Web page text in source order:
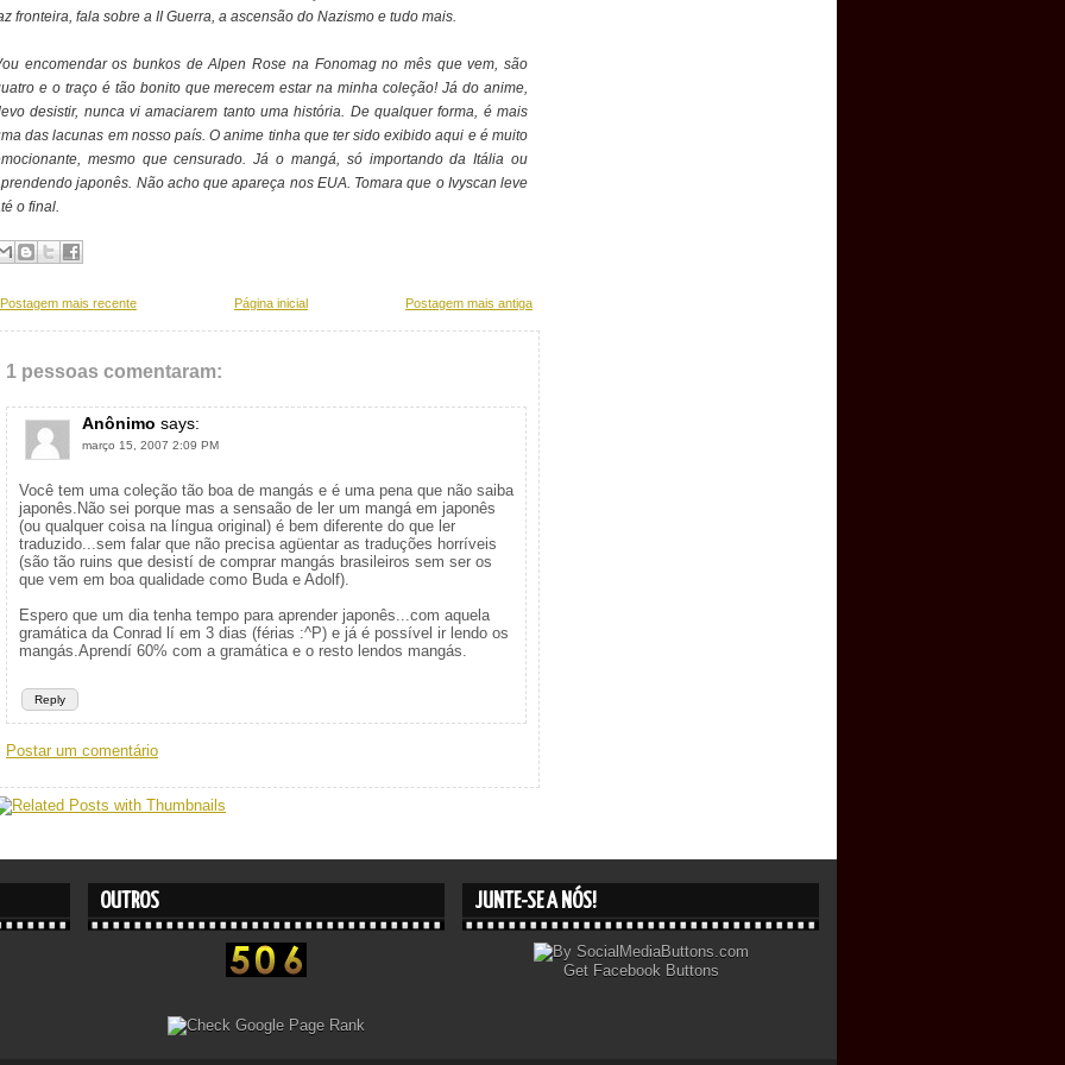
fronteira, fala sobre a II Guerra, a ascensão do Nazismo e tudo mais.
encomendar os bunkos de Alpen Rose na Fonomag no mês que vem, são
e o traço é tão bonito que merecem estar na minha coleção! Já do anime,
desistir, nunca vi amaciarem tanto uma história. De qualquer forma, é mais
das lacunas em nosso país. O anime tinha que ter sido exibido aqui e é muito
mesmo que censurado. Já o mangá, só importando da Itália ou
japonês. Não acho que apareça nos EUA. Tomara que o Ivyscan leve
o final.
Postagem mais recente Postagem mais antiga
Página inicial
1 pessoas comentaram:
Anônimo says:
março 15, 2007 2:09 PM
Reply
Você tem uma coleção tão boa de mangás e é uma pena que não saiba
japonês.Não sei porque mas a sensaão de ler um mangá em japonês
(ou qualquer coisa na língua original) é bem diferente do que ler
traduzido...sem falar que não precisa agüentar as traduções horríveis
(são tão ruins que desistí de comprar mangás brasileiros sem ser os
que vem em boa qualidade como Buda e Adolf).
Espero que um dia tenha tempo para aprender japonês...com aquela
gramática da Conrad lí em 3 dias (férias :^P) e já é possível ir lendo os
mangás.Aprendí 60% com a gramática e o resto lendos mangás.
Postar um comentário
OUTROS JUNTE-SE A NÓS!
Get Facebook Buttons